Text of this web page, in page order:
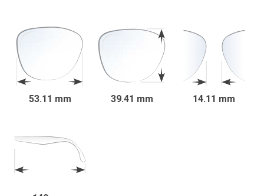
53.11 mm 39.41 mm 14.11 mm